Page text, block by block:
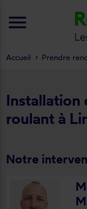
Installation
roulant à
Notre
Accueil Prendre
menu